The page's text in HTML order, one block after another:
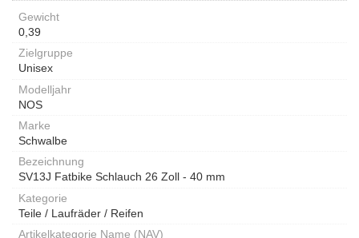
Gewicht
0,39
Zielgruppe
Unisex
Modelljahr
NOS
Marke
Schwalbe
Bezeichnung
SV13J Fatbike Schlauch 26 Zoll - 40 mm
Kategorie
Teile / Laufräder / Reifen
Artikelkategorie Name (NAV)